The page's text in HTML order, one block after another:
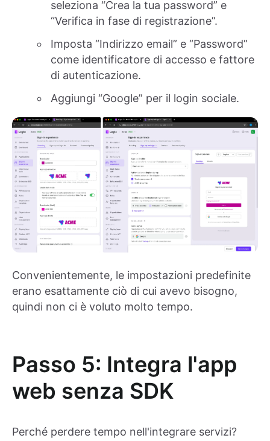
seleziona “Crea la tua password” e
“Verifica in fase di registrazione”.
Imposta “Indirizzo email” e “Password”
come identificatore di accesso e fattore
di autenticazione.
Aggiungi “Google” per il login sociale.
Convenientemente, le impostazioni predefinite
erano esattamente ciò di cui avevo bisogno,
quindi non ci è voluto molto tempo.
Passo 5: Integra l'app
web senza SDK
Perché perdere tempo nell'integrare servizi?